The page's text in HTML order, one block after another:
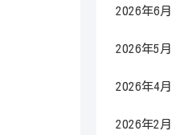
2026年6月
2026年5月
2026年4月
2026年2月